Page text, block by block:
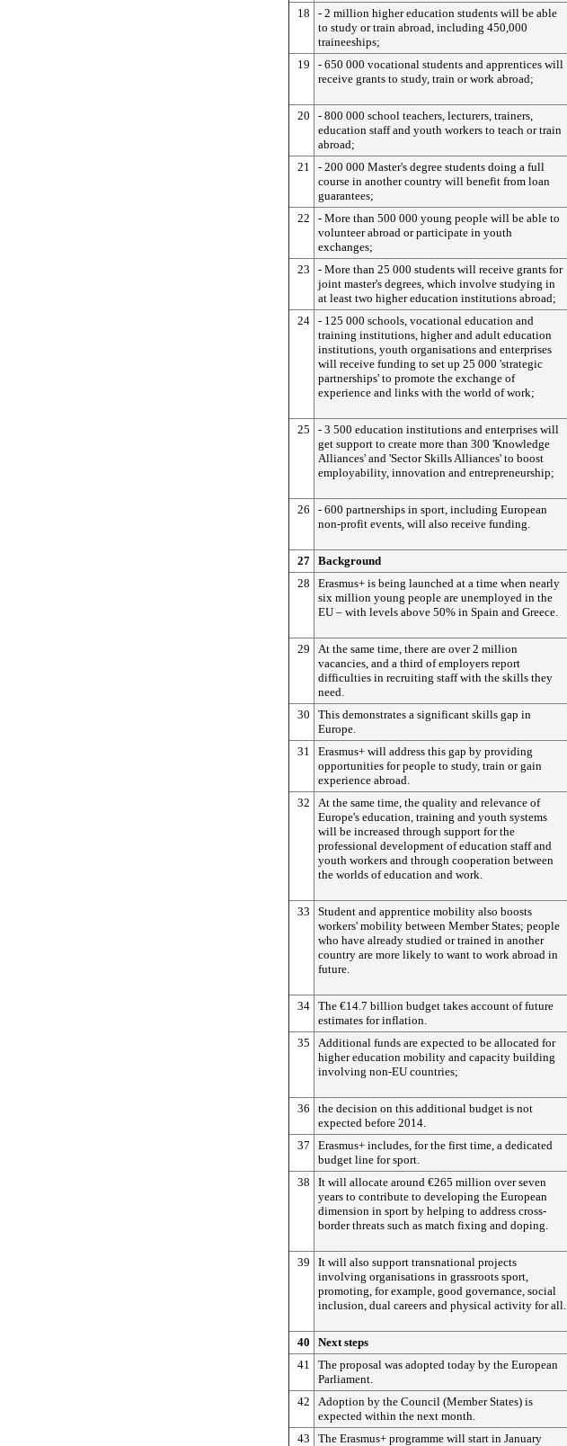
18
- 2 million higher education students will be able
to study or train abroad, including 450,000
traineeships;
19
- 650 000 vocational students and apprentices will
receive grants to study, train or work abroad;
20
- 800 000 school teachers, lecturers, trainers,
education staff and youth workers to teach or train
abroad;
21
- 200 000 Master's degree students doing a full
course in another country will benefit from loan
guarantees;
22
- More than 500 000 young people will be able to
volunteer abroad or participate in youth
exchanges;
23
- More than 25 000 students will receive grants for
joint master's degrees, which involve studying in
at least two higher education institutions abroad;
24 - 125 000 schools, vocational education and
training institutions, higher and adult education
institutions, youth organisations and enterprises
will receive funding to set up 25 000 'strategic
partnerships' to promote the exchange of
experience and links with the world of work;
25
- 3 500 education institutions and enterprises will
get support to create more than 300 'Knowledge
Alliances' and 'Sector Skills Alliances' to boost
employability, innovation and entrepreneurship;
26
- 600 partnerships in sport, including European
non-profit events, will also receive funding.
27 Background
28
Erasmus+ is being launched at a time when nearly
six million young people are unemployed in the
EU – with levels above 50% in Spain and Greece.
29
At the same time, there are over 2 million
vacancies, and a third of employers report
difficulties in recruiting staff with the skills they
need.
30
This demonstrates a significant skills gap in
Europe.
31
Erasmus+ will address this gap by providing
opportunities for people to study, train or gain
experience abroad.
32
At the same time, the quality and relevance of
Europe's education, training and youth systems
will be increased through support for the
professional development of education staff and
youth workers and through cooperation between
the worlds of education and work.
33
Student and apprentice mobility also boosts
workers' mobility between Member States; people
who have already studied or trained in another
country are more likely to want to work abroad in
future.
34 The €14.7 billion budget takes account of future
estimates for inflation.
35
Additional funds are expected to be allocated for
higher education mobility and capacity building
involving non-EU countries;
36
the decision on this additional budget is not
expected before 2014.
37
Erasmus+ includes, for the first time, a dedicated
budget line for sport.
38
It will allocate around €265 million over seven
years to contribute to developing the European
dimension in sport by helping to address cross-
border threats such as match fixing and doping.
39
It will also support transnational projects
involving organisations in grassroots sport,
promoting, for example, good governance, social
inclusion, dual careers and physical activity for all.
40
Next steps
41
The proposal was adopted today by the European
Parliament.
42
Adoption by the Council (Member States) is
expected within the next month.
43
The Erasmus+ programme will start in January